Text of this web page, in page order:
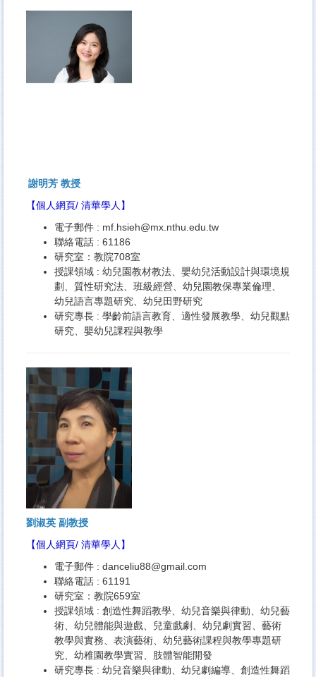
謝明芳 教授
【個人網頁/ 清華學人 】
電子郵件 : mf.hsieh@mx.nthu.edu.tw
聯絡電話 : 61186
研究室：教院708室
授課領域 : 幼兒園教材教法、嬰幼兒活動設計與環境規
劃、質性研究法、班級經營、幼兒園教保專業倫理、
幼兒語言專題研究、幼兒田野研究
研究專長 : 學齡前語言教育、適性發展教學、幼兒觀點
研究、嬰幼兒課程與教學
劉淑英 副教授
【個人網頁/ 清華學人 】
電子郵件 : danceliu88@gmail.com
聯絡電話 : 61191
研究室：教院659室
授課領域 : 創造性舞蹈教學、幼兒音樂與律動、幼兒藝
術、幼兒體能與遊戲、兒童戲劇、幼兒劇實習、藝術
教學與實務、表演藝術、幼兒藝術課程與教學專題研
究、幼稚園教學實習、肢體智能開發
研究專長 : 幼兒音樂與律動、幼兒劇編導、創造性舞蹈